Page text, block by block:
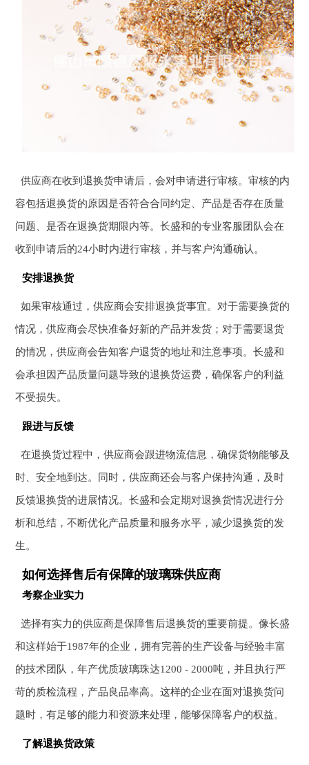
供应商在收到退换货申请后，会对申请进行审核。审核的内
容包括退换货的原因是否符合合同约定、产品是否存在质量
问题、是否在退换货期限内等。长盛和的专业客服团队会在
收到申请后的24小时内进行审核，并与客户沟通确认。
安排退换货
如果审核通过，供应商会安排退换货事宜。对于需要换货的
情况，供应商会尽快准备好新的产品并发货；对于需要退货
的情况，供应商会告知客户退货的地址和注意事项。长盛和
会承担因产品质量问题导致的退换货运费，确保客户的利益
不受损失。
跟进与反馈
在退换货过程中，供应商会跟进物流信息，确保货物能够及
时、安全地到达。同时，供应商还会与客户保持沟通，及时
反馈退换货的进展情况。长盛和会定期对退换货情况进行分
析和总结，不断优化产品质量和服务水平，减少退换货的发
生。
如何选择售后有保障的玻璃珠供应商
考察企业实力
选择有实力的供应商是保障售后退换货的重要前提。像长盛
和这样始于1987年的企业，拥有完善的生产设备与经验丰富
的技术团队，年产优质玻璃珠达1200 - 2000吨，并且执行严
苛的质检流程，产品良品率高。这样的企业在面对退换货问
题时，有足够的能力和资源来处理，能够保障客户的权益。
了解退换货政策